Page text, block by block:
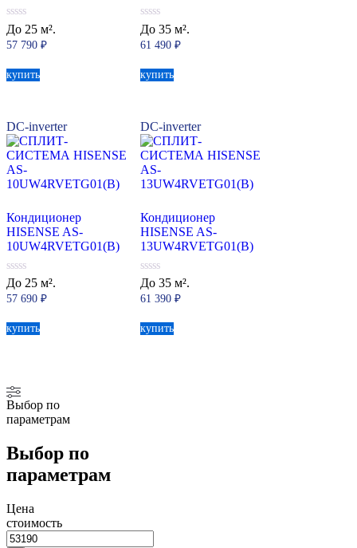
0
из
5
До 25 м².
57 790 ₽
купить
0
из
5
До 35 м².
61 490₽
купить
DC-inverter
Кондиционер
HISENSE AS-
10UW4RVETG01(B)
0
из
5
До 25 м².
57 690 ₽
купить
DC-inverter
Кондиционер
HISENSE AS-
13UW4RVETG01(B)
0
из
5
До 35 м².
61 390₽
купить
Выбор по
параметрам
Выбор по
параметрам
Цена
стоимость